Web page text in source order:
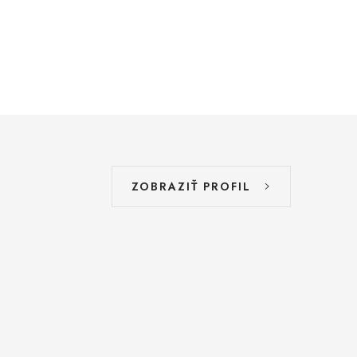
ZOBRAZIŤ PROFIL